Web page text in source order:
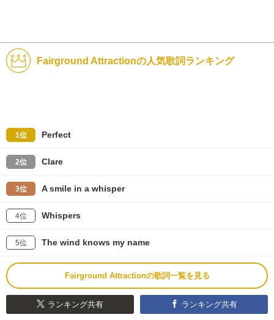
Fairground Attractionの人気歌詞ランキング
1位 Perfect
2位 Clare
3位 A smile in a whisper
4位 Whispers
5位 The wind knows my name
Fairground Attractionの歌詞一覧を見る
ランキング共有 ランキング共有